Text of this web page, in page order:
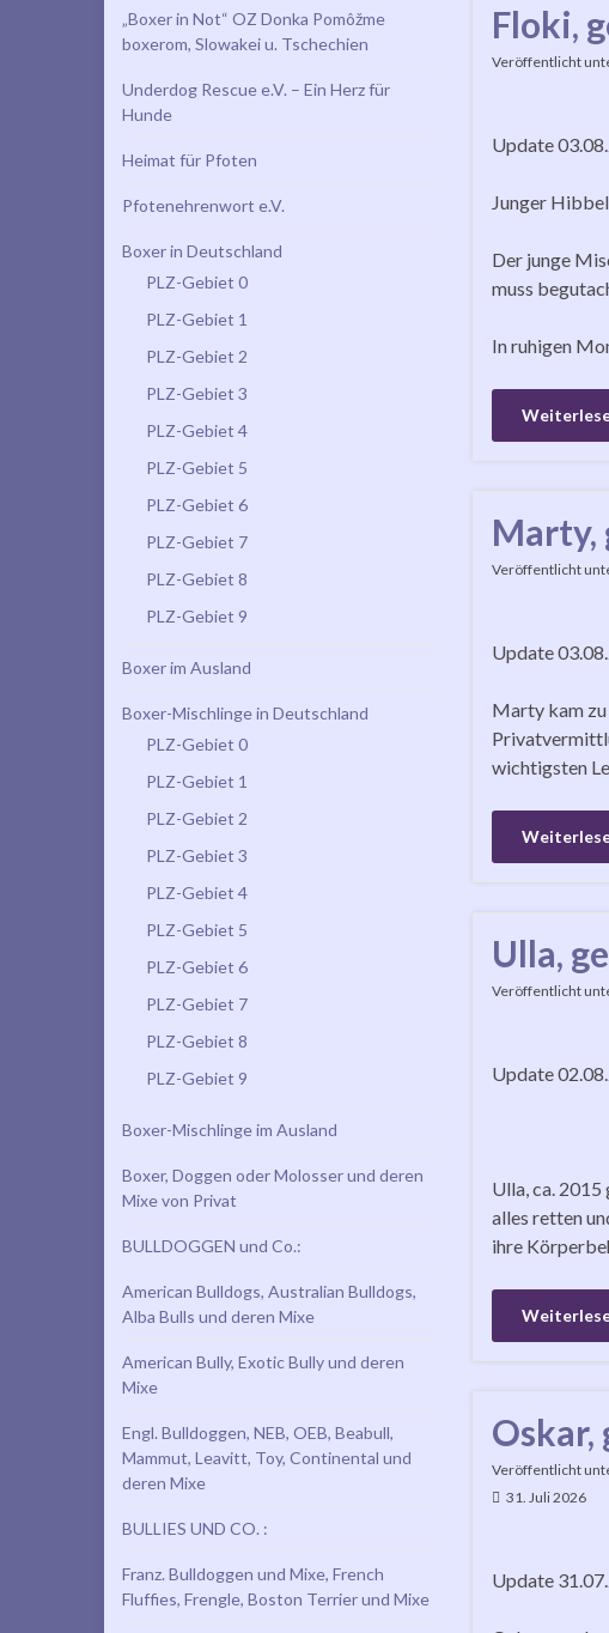
Floki,
Veröffentlicht
Update
Junger
Der junge
muss
In ruhigen
Marty,
Veröffentlicht
Update
Marty kam zu
wichtigsten
Ulla,
Veröffentlicht
Update
Ulla, ca.
alles retten
ihre
Oskar,
Veröffentlicht
31. Juli 2026
Update
„Boxer in Not“ OZ Donka Pomôžme
boxerom, Slowakei u. Tschechien
Underdog Rescue e.V. – Ein Herz für
Hunde
Heimat für Pfoten
Pfotenehrenwort e.V.
Boxer in Deutschland
PLZ-Gebiet 0
PLZ-Gebiet 1
PLZ-Gebiet 2
PLZ-Gebiet 3
PLZ-Gebiet 4
PLZ-Gebiet 5
PLZ-Gebiet 6
PLZ-Gebiet 7
PLZ-Gebiet 8
PLZ-Gebiet 9
Boxer im Ausland
Boxer-Mischlinge in Deutschland
PLZ-Gebiet 0
PLZ-Gebiet 1
PLZ-Gebiet 2
PLZ-Gebiet 3
PLZ-Gebiet 4
PLZ-Gebiet 5
PLZ-Gebiet 6
PLZ-Gebiet 7
PLZ-Gebiet 8
PLZ-Gebiet 9
Boxer-Mischlinge im Ausland
Boxer, Doggen oder Molosser und deren
Mixe von Privat
BULLDOGGEN und Co.:
American Bulldogs, Australian Bulldogs,
Alba Bulls und deren Mixe
American Bully, Exotic Bully und deren
Mixe
Engl. Bulldoggen, NEB, OEB, Beabull,
Mammut, Leavitt, Toy, Continental und
deren Mixe
BULLIES UND CO. :
Franz. Bulldoggen und Mixe, French
Fluffies, Frengle, Boston Terrier und Mixe